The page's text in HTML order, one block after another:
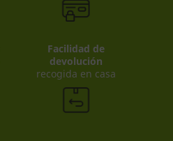
Facilidad de
devolución
recogida en casa